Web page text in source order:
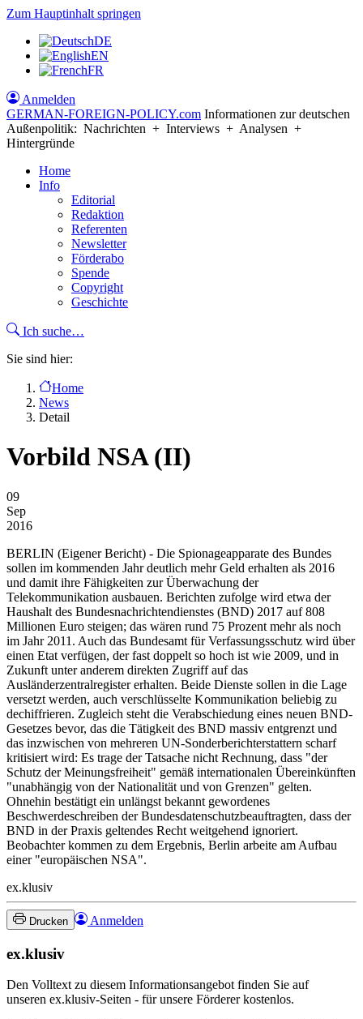
Zum Hauptinhalt springen
DE
EN
FR
Anmelden
GERMAN-FOREIGN-POLICY.com Informationen zur deutschen
Außenpolitik: Nachrichten + Interviews + Analysen +
Hintergründe
Home
Info
Editorial
Redaktion
Referenten
Newsletter
Förderabo
Spende
Copyright
Geschichte
Ich suche…
Sie sind hier:
Home
News
Detail
Vorbild NSA (II)
09
Sep
2016
BERLIN (Eigener Bericht) - Die Spionageapparate des Bundes
sollen im kommenden Jahr deutlich mehr Geld erhalten als 2016
und damit ihre Fähigkeiten zur Überwachung der
Telekommunikation ausbauen. Berichten zufolge wird etwa der
Haushalt des Bundesnachrichtendienstes (BND) 2017 auf 808
Millionen Euro steigen; das wären rund 75 Prozent mehr als noch
im Jahr 2011. Auch das Bundesamt für Verfassungsschutz wird über
einen Etat verfügen, der fast doppelt so hoch ist wie 2009, und in
Zukunft unter anderem direkten Zugriff auf das
Ausländerzentralregister erhalten. Beide Dienste sollen in die Lage
versetzt werden, auch verschlüsselte Kommunikation beliebig zu
dechiffrieren. Zugleich steht die Verabschiedung eines neuen BND-
Gesetzes bevor, das die Tätigkeit des BND massiv entgrenzt und
das inzwischen von mehreren UN-Sonderberichterstattern scharf
kritisiert wird: Es trage der Tatsache nicht Rechnung, dass "der
Schutz der Meinungsfreiheit" gemäß internationalen Übereinkünften
"unabhängig von der Nationalität und von Grenzen" gelten.
Ohnehin bestätigt ein unlängst bekannt gewordenes
Beschwerdeschreiben der Bundesdatenschutzbeauftragten, dass der
BND in der Praxis geltendes Recht weitgehend ignoriert.
Beobachter kommen zu dem Ergebnis, Berlin arbeite am Aufbau
einer "europäischen NSA".
ex.klusiv
Drucken Anmelden
ex.klusiv
Den Volltext zu diesem Informationsangebot finden Sie auf
unseren ex.klusiv-Seiten - für unsere Förderer kostenlos.